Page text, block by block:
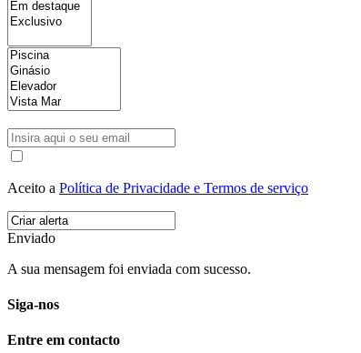
Aceito a Política de Privacidade e Termos de serviço
Enviado
A sua mensagem foi enviada com sucesso.
Siga-nos
Entre em contacto